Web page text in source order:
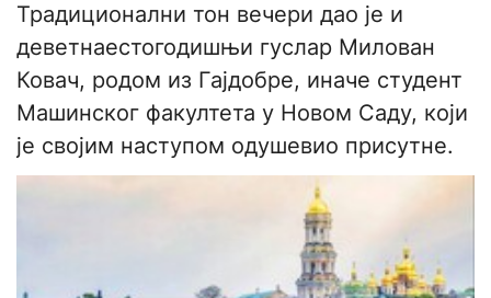
Традиционални тон вечери дао је и
деветнаестогодишњи гуслар Милован
Ковач, родом из Гајдобре, иначе студент
Машинског факултета у Новом Саду, који
је својим наступом одушевио присутне.